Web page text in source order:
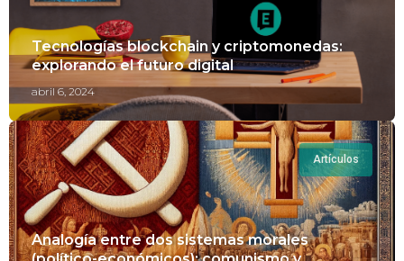
Tecnologías blockchain y criptomonedas:
explorando el futuro digital
abril 6, 2024
Artículos
Analogía entre dos sistemas morales